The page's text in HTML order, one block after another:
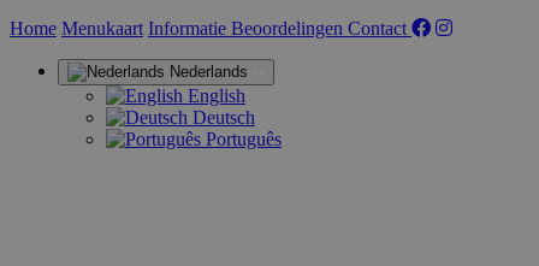
Home Menukaart Informatie Beoordelingen (huidige)
Contact
Nederlands
English
Deutsch
Português